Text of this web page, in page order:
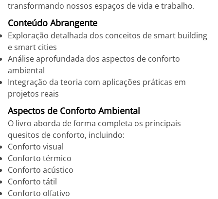
transformando nossos espaços de vida e trabalho.
Conteúdo Abrangente
Exploração detalhada dos conceitos de smart building
e smart cities
Análise aprofundada dos aspectos de conforto
ambiental
Integração da teoria com aplicações práticas em
projetos reais
Aspectos de Conforto Ambiental
O livro aborda de forma completa os principais
quesitos de conforto, incluindo:
Conforto visual
Conforto térmico
Conforto acústico
Conforto tátil
Conforto olfativo